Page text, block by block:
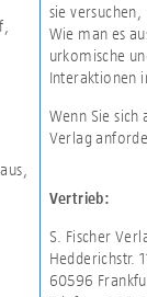
sie
Wie man es
urkomische
Interaktionen
Wenn Sie sich
Verlag
Vertrieb:
S. Fischer
Hedderichstr.
60596